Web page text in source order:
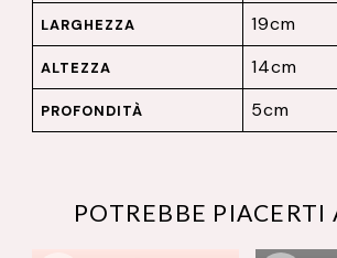
LARGHEZZA 19cm
ALTEZZA 14cm
PROFONDITÀ 5cm
POTREBBE PIACERTI